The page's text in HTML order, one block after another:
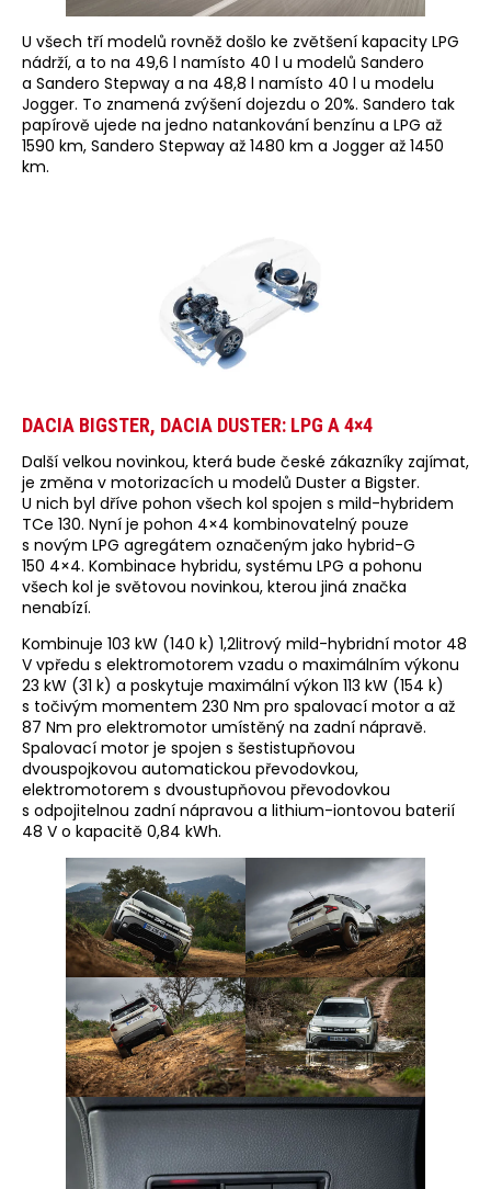
U všech tří modelů rovněž došlo ke zvětšení kapacity LPG
nádrží, a to na 49,6 l namísto 40 l u modelů Sandero
a Sandero Stepway a na 48,8 l namísto 40 l u modelu
Jogger. To znamená zvýšení dojezdu o 20%. Sandero tak
papírově ujede na jedno natankování benzínu a LPG až
1590 km, Sandero Stepway až 1480 km a Jogger až 1450
km.
DACIA BIGSTER, DACIA DUSTER: LPG A 4×4
Další velkou novinkou, která bude české zákazníky zajímat,
je změna v motorizacích u modelů Duster a Bigster.
U nich byl dříve pohon všech kol spojen s mild-hybridem
TCe 130. Nyní je pohon 4×4 kombinovatelný pouze
s novým LPG agregátem označeným jako hybrid-G
150 4×4. Kombinace hybridu, systému LPG a pohonu
všech kol je světovou novinkou, kterou jiná značka
nenabízí.
Kombinuje 103 kW (140 k) 1,2litrový mild-hybridní motor 48
V vpředu s elektromotorem vzadu o maximálním výkonu
23 kW (31 k) a poskytuje maximální výkon 113 kW (154 k)
s točivým momentem 230 Nm pro spalovací motor a až
87 Nm pro elektromotor umístěný na zadní nápravě.
Spalovací motor je spojen s šestistupňovou
dvouspojkovou automatickou převodovkou,
elektromotorem s dvoustupňovou převodovkou
s odpojitelnou zadní nápravou a lithium-iontovou baterií
48 V o kapacitě 0,84 kWh.